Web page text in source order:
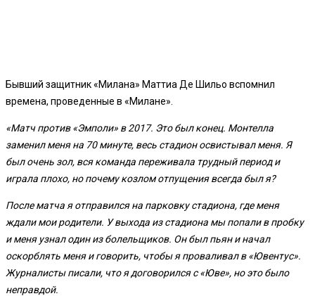
Бывший защитник «Милана» Маттиа Де Шильо вспомнил
времена, проведенные в «Милане».
«Матч против «Эмполи» в 2017. Это был конец. Монтелла
заменил меня на 70 минуте, весь стадион освистывал меня. Я
был очень зол, вся команда переживала трудный период и
играла плохо, но почему козлом отпущения всегда был я?
После матча я отправился на парковку стадиона, где меня
ждали мои родители. У выхода из стадиона мы попали в пробку
и меня узнал один из болельщиков. Он был пьян и начал
оскорблять меня и говорить, чтобы я проваливал в «Ювентус».
Журналисты писали, что я договорился с «Юве», но это было
неправдой.